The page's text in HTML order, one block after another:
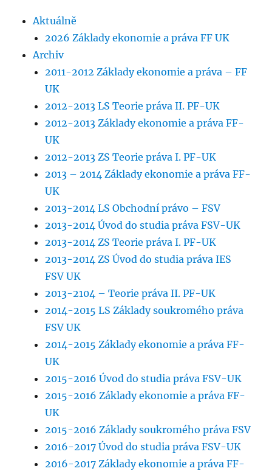
Aktuálně
2026 Základy ekonomie a práva FF UK
Archiv
2011-2012 Základy ekonomie a práva – FF
UK
2012-2013 LS Teorie práva II. PF-UK
2012-2013 Základy ekonomie a práva FF-
UK
2012-2013 ZS Teorie práva I. PF-UK
2013 – 2014 Základy ekonomie a práva FF-
UK
2013-2014 LS Obchodní právo – FSV
2013-2014 Úvod do studia práva FSV-UK
2013-2014 ZS Teorie práva I. PF-UK
2013-2014 ZS Úvod do studia práva IES
FSV UK
2013-2104 – Teorie práva II. PF-UK
2014-2015 LS Základy soukromého práva
FSV UK
2014-2015 Základy ekonomie a práva FF-
UK
2015-2016 Úvod do studia práva FSV-UK
2015-2016 Základy ekonomie a práva FF-
UK
2015-2016 Základy soukromého práva FSV
2016-2017 Úvod do studia práva FSV-UK
2016-2017 Základy ekonomie a práva FF-